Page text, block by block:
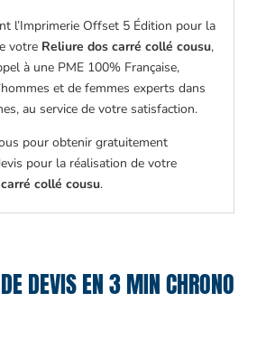
l’Imprimerie Offset 5 Édition pour la
votre Reliure dos carré collé cousu,
à une PME 100% Française,
et de femmes experts dans
au service de votre satisfaction.
pour obtenir gratuitement
pour la réalisation de votre
collé cousu.
DEVIS EN 3 MIN CHRONO